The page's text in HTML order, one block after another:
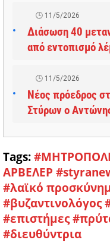
11/5/2026
Διάσωση 40
από εντοπισμό
11/5/2026
Νέος πρόεδρος
Στύρων ο
Tags:
ΑΡΒΕΛΕΡ
#λαϊκό
#βυζαντινολόγος
#επιστήμες
#διευθύντρια